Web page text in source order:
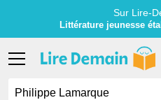
Sur Lire-
Littérature jeunesse